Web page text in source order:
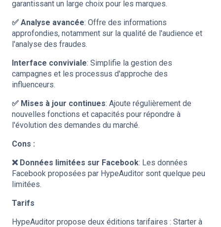
garantissant un large choix pour les marques.
✅ Analyse avancée: Offre des informations
approfondies, notamment sur la qualité de l'audience et
l'analyse des fraudes.
Interface conviviale: Simplifie la gestion des
campagnes et les processus d'approche des
influenceurs.
✅ Mises à jour continues: Ajoute régulièrement de
nouvelles fonctions et capacités pour répondre à
l'évolution des demandes du marché.
Cons :
❌ Données limitées sur Facebook: Les données
Facebook proposées par HypeAuditor sont quelque peu
limitées.
Tarifs
HypeAuditor propose deux éditions tarifaires : Starter à